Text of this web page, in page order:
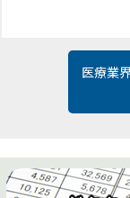
医療業